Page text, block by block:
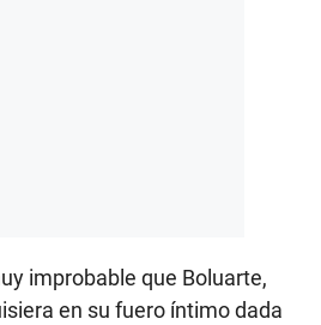
improbable que Boluarte,
en su fuero íntimo dada